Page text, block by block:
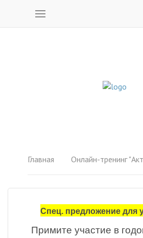
Главная Онлайн-тренинг "Активизация
Спец. предложение для
Примите участие в